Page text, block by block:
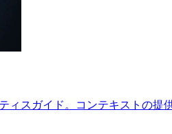
ィスガイド。コンテキストの